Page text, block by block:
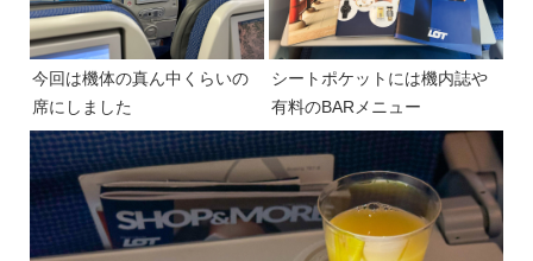
今回は機体の真ん中くらいの
席にしました
シートポケットには機内誌や
有料のBARメニュー